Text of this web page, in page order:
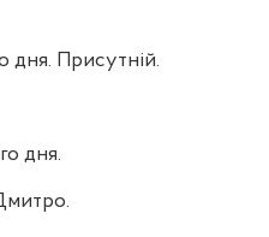
Присутній.
дня.